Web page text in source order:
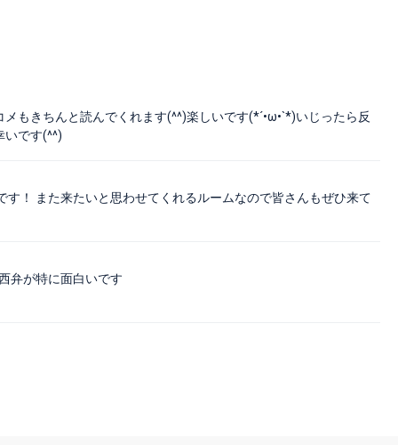
もきちんと読んでくれます(^^)楽しいです(*´•ω•`*)いじったら反
いです(^^)
！ また来たいと思わせてくれるルームなので皆さんもぜひ来て
弁が特に面白いです